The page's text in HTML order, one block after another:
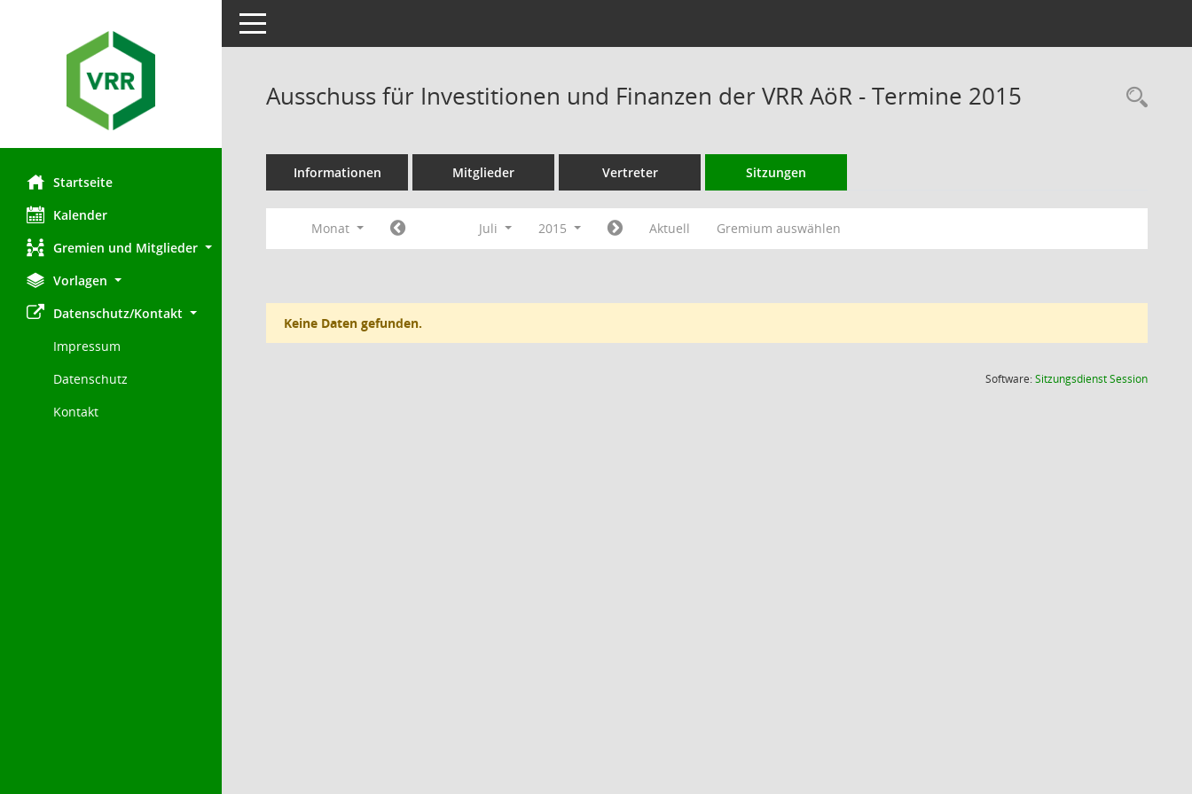
Startseite
Kalender
Gremien und Mitglieder
Vorlagen
Datenschutz/Kontakt
Impressum
Datenschutz
Kontakt
Toggle navigation
Ausschuss für Investitionen und Finanzen der VRR AöR - Termine 2015
Informationen Mitglieder Vertreter Sitzungen
Monat Juli 2015 Aktuell Gremium auswählen
Keine Daten gefunden.
Software:SitzungsdienstSession(Wird in